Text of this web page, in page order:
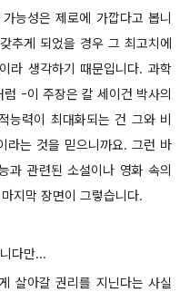
능성은 제로에 가깝다고 봅니
추게 되었을 경우 그 최고치에
라 생각하기 때문입니다. 과학
-이 주장은 칼 세이건 박사의
능력이 최대화되는 건 그와 비
라는 것을 믿으니까요. 그런 바
과 관련된 소설이나 영화 속의
지막 장면이 그렇습니다.
다만...
살아갈 권리를 지닌다는 사실